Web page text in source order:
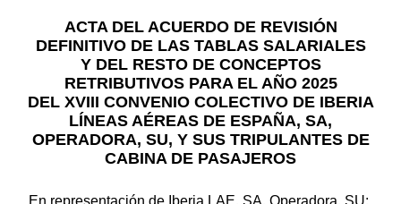
ACTA DEL ACUERDO DE REVISIÓN
DEFINITIVO DE LAS TABLAS SALARIALES
Y DEL RESTO DE CONCEPTOS
RETRIBUTIVOS PARA EL AÑO 2025
DEL XVIII CONVENIO COLECTIVO DE IBERIA
LÍNEAS AÉREAS DE ESPAÑA, SA,
OPERADORA, SU, Y SUS TRIPULANTES DE
CABINA DE PASAJEROS
En representación de Iberia LAE, SA, Operadora, SU: